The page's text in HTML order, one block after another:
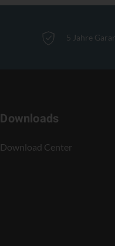
5 Jahre
Downloads
Download Center